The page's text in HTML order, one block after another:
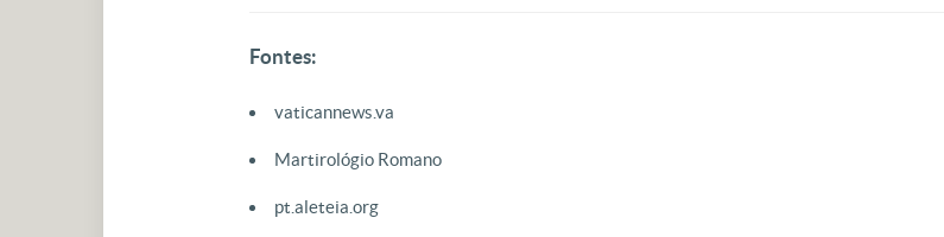
Fontes:
vaticannews.va
Martirológio Romano
pt.aleteia.org